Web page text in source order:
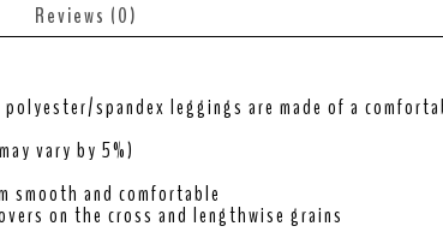
Reviews (0)
spandex leggings are made of a
vary by 5%)
smooth and comfortable
on the cross and lengthwise grains